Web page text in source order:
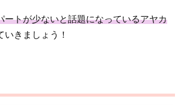
ートが少ないと話題になっているアヤカ
いきましょう！